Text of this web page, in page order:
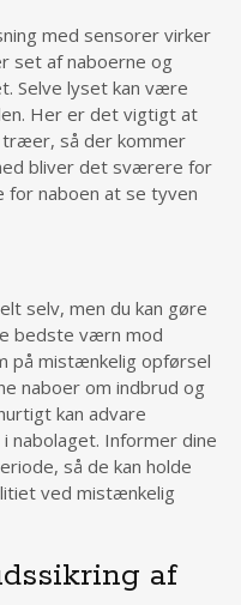
med sensorer virker
set af naboerne og
Selve lyset kan være
Her er det vigtigt at
så der kommer
bliver det sværere for
for naboen at se tyven
selv, men du kan gøre
bedste værn mod
på mistænkelig opførsel
naboer om indbrud og
kan advare
nabolaget. Informer dine
så de kan holde
ved mistænkelig
af